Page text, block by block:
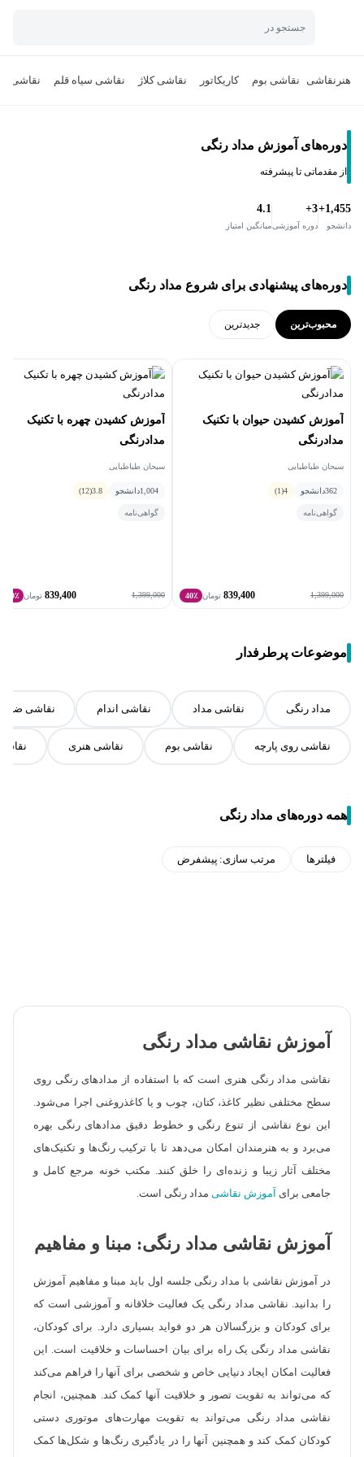
جستجو در
هنر نقاشی نقاشی بوم کاریکاتور نقاشی کلاژ نقاشی سیاه قلم نقاشی
دوره‌های آموزش مداد رنگی
از مقدماتی تا پیشرفته
1,455+
دانشجو
3+
دوره آموزشی
4.1
میانگین امتیاز
دوره‌های پیشنهادی برای شروع مداد رنگی
محبوب‌ترین جدید‌ترین
آموزش کشیدن حیوان با تکنیک
مدادرنگی
سبحان طباطبایی
362دانشجو 4
(1)
گواهی‌نامه
1,399,000
839,400 تومان 40٪
آموزش کشیدن چهره با تکنیک
مدادرنگی
سبحان طباطبایی
1,004دانشجو 3.8
(12)
گواهی‌نامه
1,399,000
839,400 تومان 40٪
موضوعات پرطرفدار
مداد رنگی نقاشی مداد نقاشی اندام نقاشی
نقاشی روی پارچه نقاشی بوم نقاشی هنری
همه دوره‌های مداد رنگی
فیلترها مرتب سازی: پیشفرض
آموزش نقاشی مداد رنگی
نقاشی مداد رنگی هنری است که با استفاده از مدادهای رنگی روی
سطح مختلفی نظیر کاغذ، کتان، چوب و یا کاغذروغنی اجرا می‌شود.
این نوع نقاشی از تنوع رنگی و خطوط دقیق مدادهای رنگی بهره
می‌برد و به هنرمندان امکان می‌دهد تا با ترکیب رنگ‌ها و تکنیک‌های
مختلف آثار زیبا و زنده‌ای را خلق کنند. مکتب خونه مرجع کامل و
جامعی برای آموزش نقاشی مداد رنگی است.
آموزش نقاشی مداد رنگی: مبنا و مفاهیم
در آموزش نقاشی با مداد رنگی جلسه اول باید مبنا و مفاهیم آموزش
را بدانید. نقاشی مداد رنگی یک فعالیت خلاقانه و آموزشی است که
برای کودکان و بزرگسالان هر دو فواید بسیاری دارد. برای کودکان،
نقاشی مداد رنگی یک راه برای بیان احساسات و خلاقیت است. این
فعالیت امکان ایجاد دنیایی خاص و شخصی برای آنها را فراهم می‌کند
که می‌تواند به تقویت تصور و خلاقیت آنها کمک کند. همچنین، انجام
نقاشی مداد رنگی می‌تواند به تقویت مهارت‌های موتوری دستی
کودکان کمک کند و همچنین آنها را در یادگیری رنگ‌ها و شکل‌ها کمک